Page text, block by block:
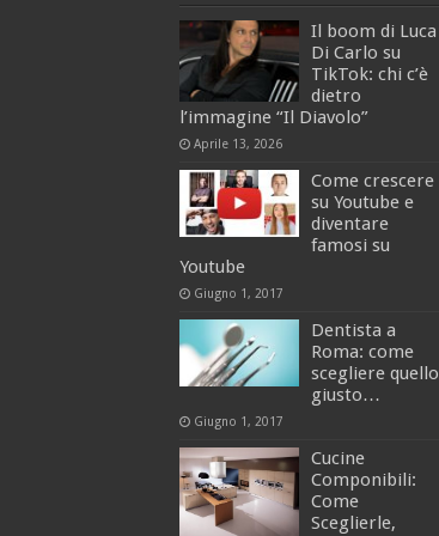
Il boom di Luca
Di Carlo su
TikTok: chi c’è
dietro
l’immagine “Il Diavolo”
Aprile 13, 2026
Come crescere
su Youtube e
diventare
famosi su
Youtube
Giugno 1, 2017
Dentista a
Roma: come
scegliere quello
giusto…
Giugno 1, 2017
Cucine
Componibili:
Come
Sceglierle,